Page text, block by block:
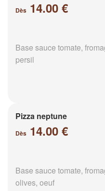
Dès 14.00 €
Base sauce tomate,
persil
Pizza neptune
Dès 14.00 €
Base sauce tomate,
olives, oeuf